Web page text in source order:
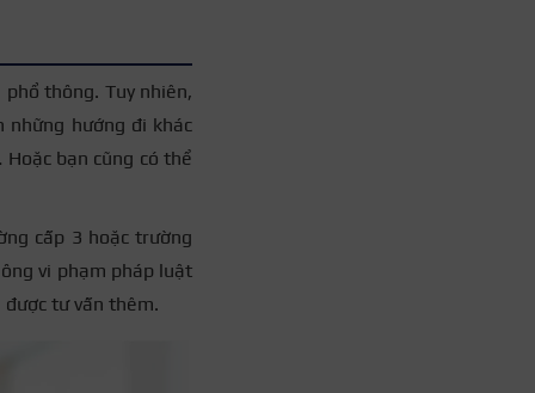
thông. Tuy nhiên,
hướng đi khác
bạn cũng có thể
cấp 3 hoặc trường
vi phạm pháp luật
tư vấn thêm.